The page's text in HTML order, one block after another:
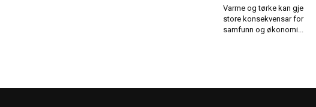
Varme og tørke kan gje
store konsekvensar for
samfunn og økonomi...